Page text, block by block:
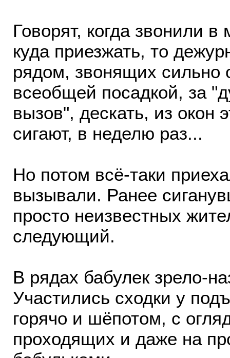
Говорят, когда звонили
куда приезжать, то
рядом, звонящих сильно
всеобщей посадкой, за
вызов", дескать, из окон
сигают, в неделю раз...
Но потом всё-таки
вызывали. Ранее
просто неизвестных
следующий.
В рядах бабулек зрело-
Участились сходки у
горячо и шёпотом, с
проходящих и даже на